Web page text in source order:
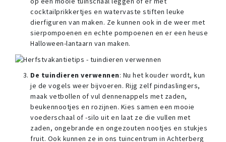
cocktailprikkertjes en watervaste stiften leuke
dierfiguren van maken. Ze kunnen ook in de weer met
sierpompoenen en echte pompoenen en er een heuse
Halloween-lantaarn van maken.
De tuindieren verwennen: Nu het kouder wordt, kun
je de vogels weer bijvoeren. Rijg zelf pindaslingers,
maak vetbollen of vul dennenappels met zaden,
beukennootjes en rozijnen. Kies samen een mooie
voederschaal of -silo uit en laat ze die vullen met
zaden, ongebrande en ongezouten nootjes en stukjes
fruit. Ook kunnen ze in ons tuincentrum in Achterberg